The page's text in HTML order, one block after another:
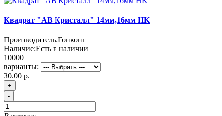
Квадрат "АВ Кристалл" 14мм,16мм HK
Производитель:Гонконг
Наличие:Есть в наличии
10000
варианты:
30.00 р.
+
-